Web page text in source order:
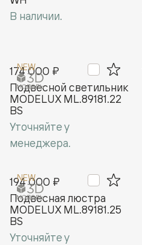
В наличии.
NEW
174 000 ₽
Подвесной светильник
MODELUX ML.89181.22
BS
Уточняйте у
менеджера.
NEW
194 000 ₽
Подвесная люстра
MODELUX ML.89181.25
BS
Уточняйте у